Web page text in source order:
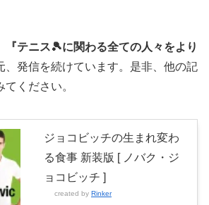
『テニス🎾に関わる全ての人々をより
、発信を続けています。是非、他の記
ください。
ジョコビッチの生まれ変わ
る食事 新装版 [ ノバク・ジ
ョコビッチ ]
created by Rinker